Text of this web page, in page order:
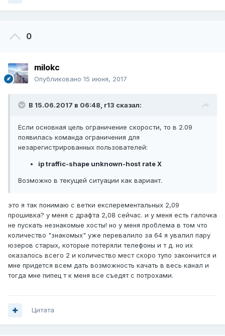
0
milokc
Опубликовано 15 июня, 2017
В 15.06.2017 в 06:48, r13 сказал:
Если основная цель ограничение скорости, то в 2.09
появилась команда ограничения для
незарегистрированных пользователей:
ip traffic-shape unknown-host rate X
Возможно в текущей ситуации как вариант.
это я так понимаю с ветки експерементальных 2,09
прошивка? у меня с драфта 2,08 сейчас. и у меня есть галочка
не пускать незнакомые хосты! но у меня проблема в том что
количество "знакомых" уже перевалило за 64 я увалил пару
юзеров старых, которые потеряли телефоны и т д. но их
оказалось всего 2 и количество мест скоро тупо закончится и
мне придется всем дать возможность качать в весь канал и
тогда мне пипец т к меня все съедят с потрохами.
Цитата